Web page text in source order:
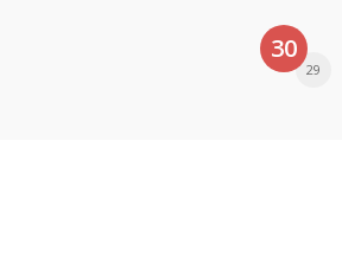
30
29